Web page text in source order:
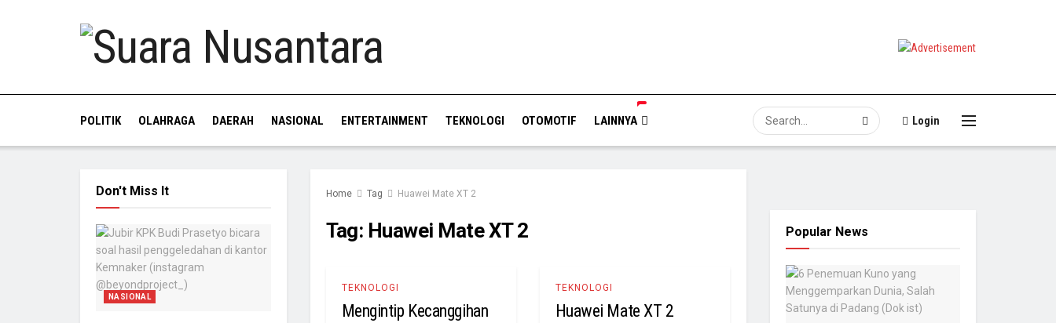
POLITIK OLAHRAGA DAERAH NASIONAL ENTERTAINMENT TEKNOLOGI OTOMOTIF LAINNYA Login
Home Tag Huawei Mate XT 2
Tag: Huawei Mate XT 2
TEKNOLOGI
Mengintip Kecanggihan
TEKNOLOGI
Huawei Mate XT 2
Don't Miss It
NASIONAL
Popular News